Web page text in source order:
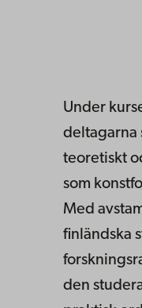
Under
deltagarna
teoretiskt
som
Med
finländska
den